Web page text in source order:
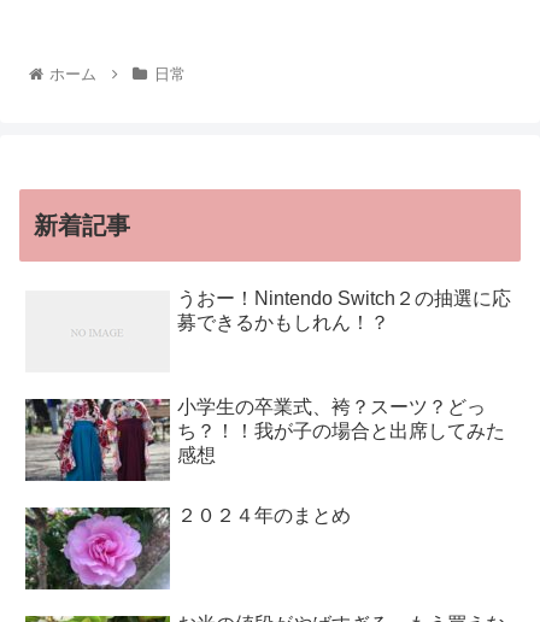
ホーム 日常
新着記事
うおー！Nintendo Switch２の抽選に応
募できるかもしれん！？
小学生の卒業式、袴？スーツ？どっ
ち？！！我が子の場合と出席してみた
感想
２０２４年のまとめ